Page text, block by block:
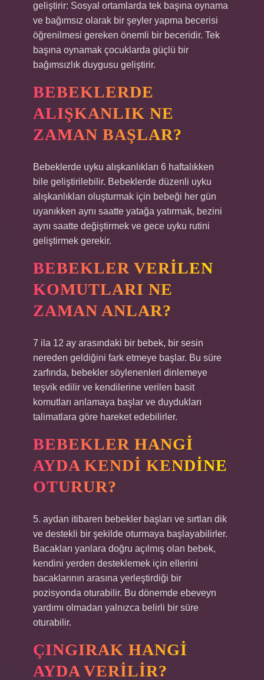
geliştirir: Sosyal ortamlarda tek başına oynama
ve bağımsız olarak bir şeyler yapma becerisi
öğrenilmesi gereken önemli bir beceridir. Tek
başına oynamak çocuklarda güçlü bir
bağımsızlık duygusu geliştirir.
BEBEKLERDE
ALIŞKANLIK NE
ZAMAN BAŞLAR?
Bebeklerde uyku alışkanlıkları 6 haftalıkken
bile geliştirilebilir. Bebeklerde düzenli uyku
alışkanlıkları oluşturmak için bebeği her gün
uyanıkken aynı saatte yatağa yatırmak, bezini
aynı saatte değiştirmek ve gece uyku rutini
geliştirmek gerekir.
BEBEKLER VERILEN
KOMUTLARI NE
ZAMAN ANLAR?
7 ila 12 ay arasındaki bir bebek, bir sesin
nereden geldiğini fark etmeye başlar. Bu süre
zarfında, bebekler söylenenleri dinlemeye
teşvik edilir ve kendilerine verilen basit
komutları anlamaya başlar ve duydukları
talimatlara göre hareket edebilirler.
BEBEKLER HANGI
AYDA KENDI KENDINE
OTURUR?
5. aydan itibaren bebekler başları ve sırtları dik
ve destekli bir şekilde oturmaya başlayabilirler.
Bacakları yanlara doğru açılmış olan bebek,
kendini yerden desteklemek için ellerini
bacaklarının arasına yerleştirdiği bir
pozisyonda oturabilir. Bu dönemde ebeveyn
yardımı olmadan yalnızca belirli bir süre
oturabilir.
ÇINGIRAK HANGI
AYDA VERILIR?